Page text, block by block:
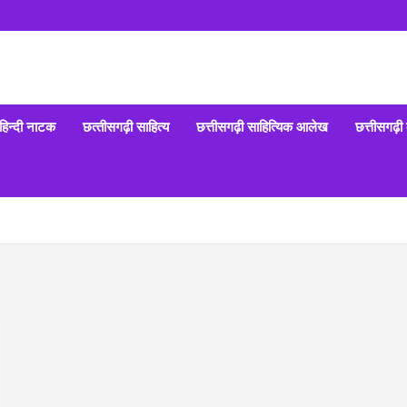
हिन्‍दी नाटक छत्‍तीसगढ़ी साहित्‍य छत्तीसगढ़ी साहित्यिक आलेख